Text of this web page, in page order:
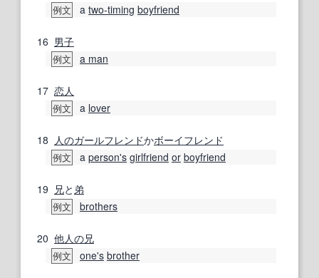
例文 a two-timing boyfriend
16 男子
例文 a man
17 恋人
例文 a lover
18 人のガールフレンドかボーイフレンド
例文 a person's girlfriend or boyfriend
19 兄と 弟
例文 brothers
20 他人の兄
例文 one's brother